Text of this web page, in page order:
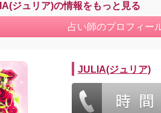
ジュリア)の情報をもっと見る
占い師のプロフィー
JULIA(ジュリア)